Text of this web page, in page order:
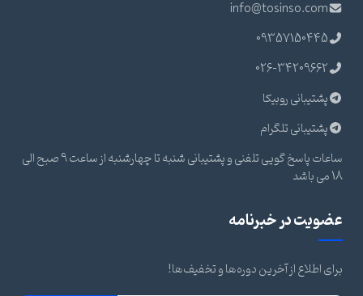
info@tosinso.com
09357150445
026-34209662
پشتیبانی روبیکا
پشتیبانی تلگرام
ساعات پاسخ گویی تلفنی و پشتیبانی شنبه تا چهارشنبه از ساعت 9 صبح الی
18 می باشد
عضویت در خبرنامه
برای اطلاع از آخرین دوره‌ها و تخفیف‌ها!